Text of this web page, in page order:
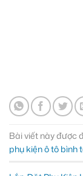
Bài viết này được
phụ kiện ô tô bình